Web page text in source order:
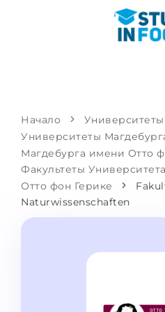
Бакалавриат и
Подготовительные
Пропедевтика
ЯЗЫКОВЫЕ ШКОЛЫ
СЦЕНАРИЙ
Поступить после школы
Перевод из вуза
Магистратура в
Второе высшее
С гарантией зачисления
МЕТОДИКА
УСЛУГИ
Начало
Университеты
Магдебурга имени Отто
Факультеты
Отто фон Герике
Naturwissenschaften